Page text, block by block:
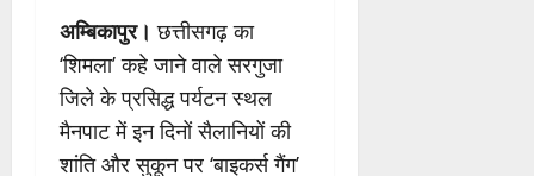
अम्बिकापुर। छत्तीसगढ़ का
‘शिमला’ कहे जाने वाले सरगुजा
जिले के प्रसिद्ध पर्यटन स्थल
मैनपाट में इन दिनों सैलानियों की
शांति और सुकून पर ‘बाइकर्स गैंग’